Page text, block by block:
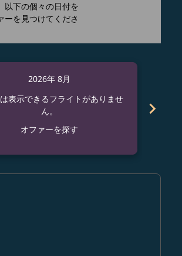
以下の個々の日付を
ーを見つけてくださ
2026年 8月
表示できるフライトがありませ
ん。
オファーを探す
chevron_right